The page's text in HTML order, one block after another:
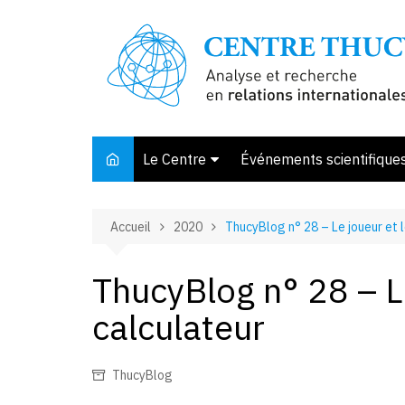
Le Centre
Membres et associés
Bibliothèque
Offre de stage
Événements
Accueil 2020 ThucyBlog n° 28 – Le joueur et
ThucyBlog n° 28 –
calculateur
ThucyBlog